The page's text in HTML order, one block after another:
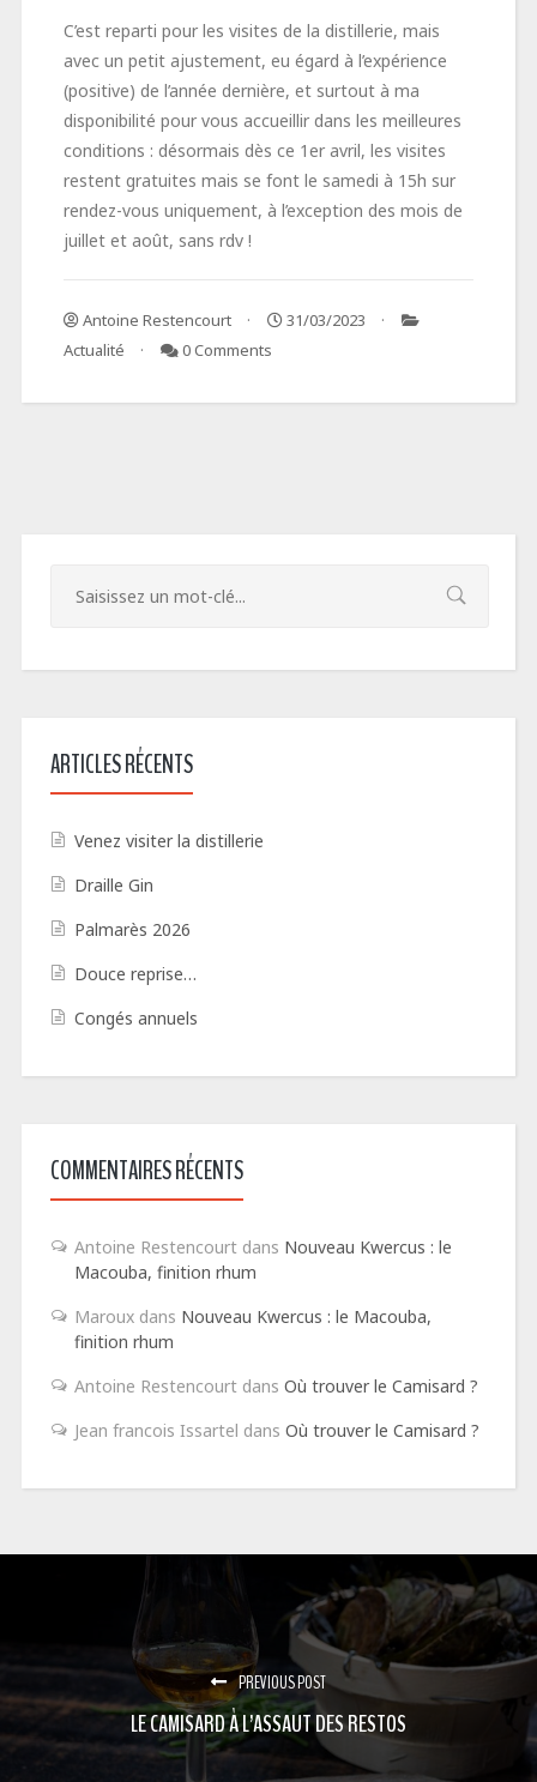
C’est reparti pour les visites de la distillerie, mais
avec un petit ajustement, eu égard à l’expérience
(positive) de l’année dernière, et surtout à ma
disponibilité pour vous accueillir dans les meilleures
conditions : désormais dès ce 1er avril, les visites
restent gratuites mais se font le samedi à 15h sur
rendez-vous uniquement, à l’exception des mois de
juillet et août, sans rdv !
Antoine Restencourt
31/03/2023
Actualité
0 Comments
ARTICLES RÉCENTS
Venez visiter la distillerie
Draille Gin
Palmarès 2026
Douce reprise…
Congés annuels
COMMENTAIRES RÉCENTS
Antoine Restencourtdans Nouveau Kwercus : le
Macouba, finition rhum
Marouxdans Nouveau Kwercus : le Macouba,
finition rhum
Antoine Restencourtdans Où trouver le Camisard ?
Jean francois Issartel dans Où trouver le Camisard ?
PREVIOUS POST
LE CAMISARD À L’ASSAUT DES RESTOS